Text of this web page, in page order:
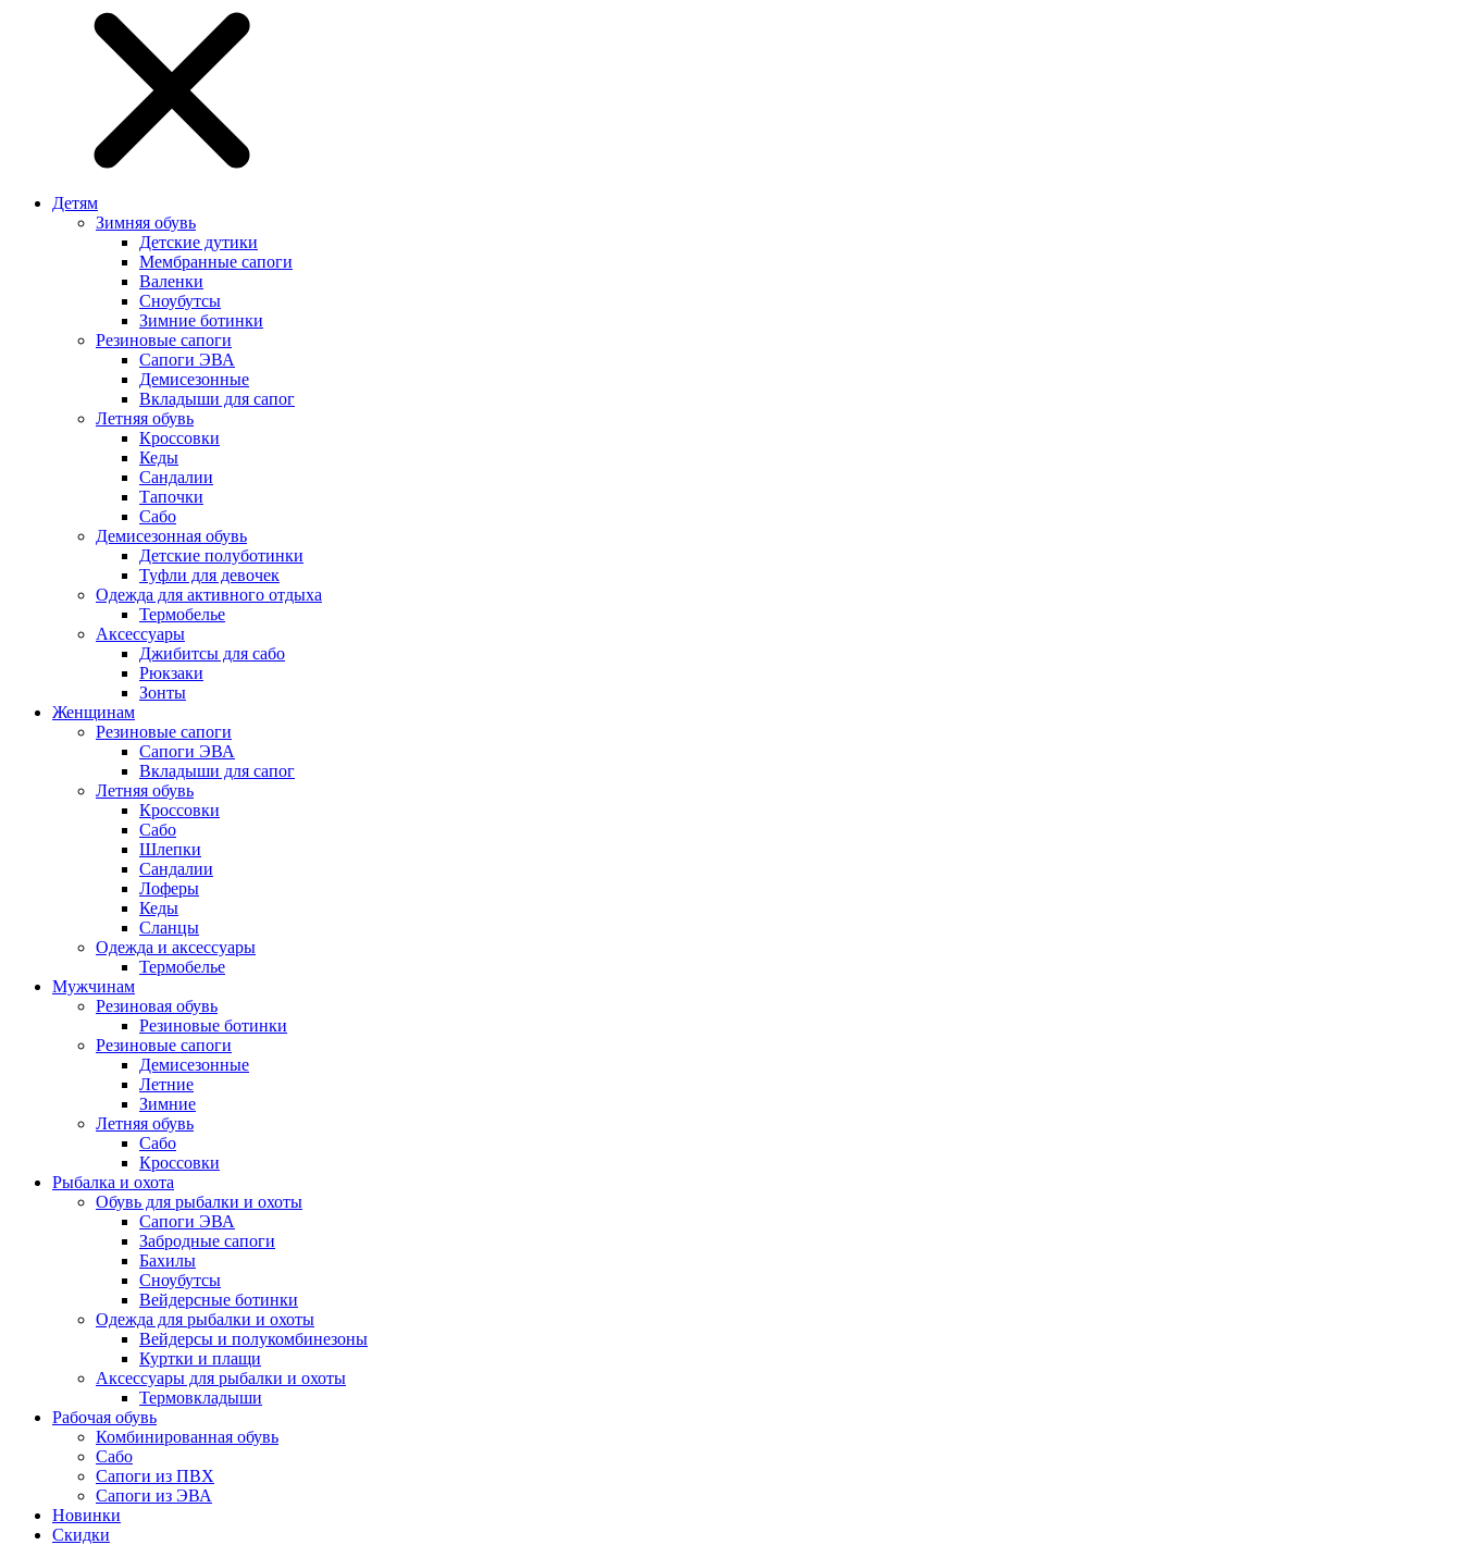
Детям
Зимняя обувь
Детские дутики
Мембранные сапоги
Валенки
Сноубутсы
Зимние ботинки
Резиновые сапоги
Сапоги ЭВА
Демисезонные
Вкладыши для сапог
Летняя обувь
Кроссовки
Кеды
Сандалии
Тапочки
Сабо
Демисезонная обувь
Детские полуботинки
Туфли для девочек
Одежда для активного отдыха
Термобелье
Аксессуары
Джибитсы для сабо
Рюкзаки
Зонты
Женщинам
Резиновые сапоги
Cапоги ЭВА
Вкладыши для сапог
Летняя обувь
Кроссовки
Сабо
Шлепки
Сандалии
Лоферы
Кеды
Сланцы
Одежда и аксессуары
Термобелье
Мужчинам
Резиновая обувь
Резиновые ботинки
Резиновые сапоги
Демисезонные
Летние
Зимние
Летняя обувь
Сабо
Кроссовки
Рыбалка и охота
Обувь для рыбалки и охоты
Сапоги ЭВА
Забродные сапоги
Бахилы
Сноубутсы
Вейдерсные ботинки
Одежда для рыбалки и охоты
Вейдерсы и полукомбинезоны
Куртки и плащи
Аксессуары для рыбалки и охоты
Термовкладыши
Рабочая обувь
Комбинированная обувь
Сабо
Сапоги из ПВХ
Сапоги из ЭВА
Новинки
Скидки